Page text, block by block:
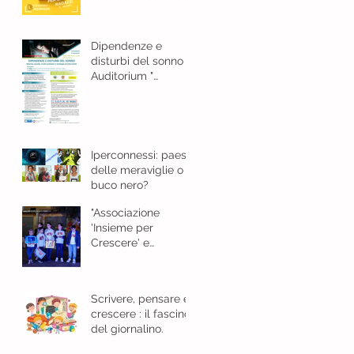
Dipendenze e
disturbi del sonno
Auditorium "
Iperconnessi: paese
delle meraviglie o
buco nero?
"Associazione
'Insieme per
Crescere' e
Scrivere, pensare e
crescere : il fascino
del giornalino.